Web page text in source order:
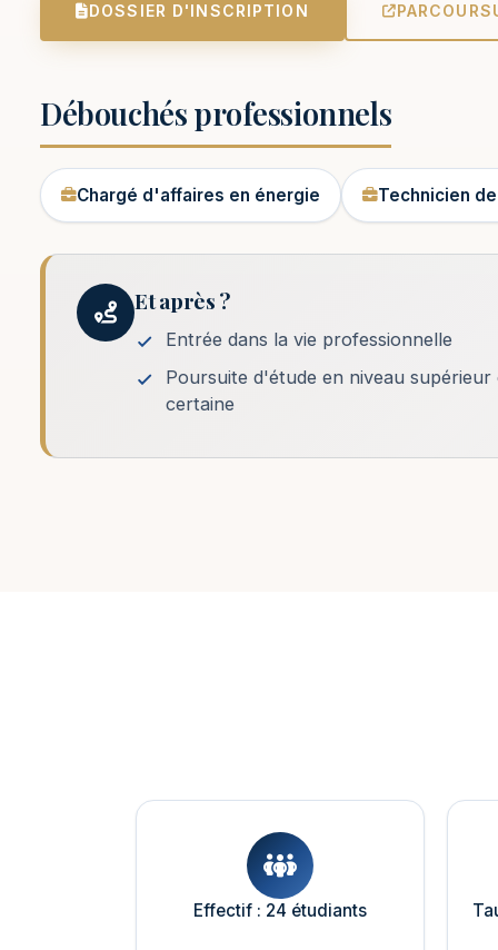
DOSSIER D'INSCRIPTION
Débouchés professionnels
Chargé d'affaires en énergie Technicien
Et après ?
Entrée dans la vie professionnelle
Poursuite d'étude en niveau
certaine
Effectif : 24 étudiants